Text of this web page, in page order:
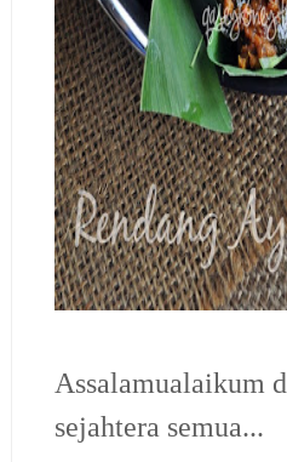
Assalamualaikum
sejahtera semua...